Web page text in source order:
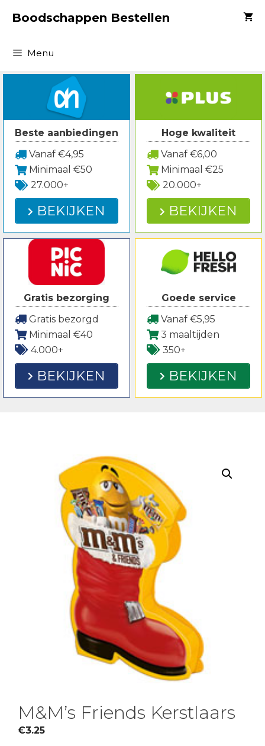
naarBoodschappen Bestellen
Menu
Beste aanbiedingen
Vanaf €4,95
Minimaal €50
27.000+
BEKIJKEN
Hoge kwaliteit
Vanaf €6,00
Minimaal €25
20.000+
BEKIJKEN
Gratis bezorging
Gratis bezorgd
Minimaal €40
4.000+
BEKIJKEN
Goede service
Vanaf €5,95
3 maaltijden
350+
BEKIJKEN
M&M’s Friends Kerstlaars
€3.25